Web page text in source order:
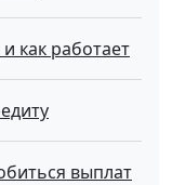
как работает
выплат